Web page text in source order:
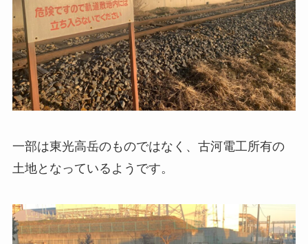
一部は東光高岳のものではなく、古河電工所有の
土地となっているようです。